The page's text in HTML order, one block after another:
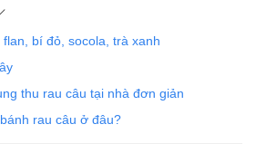
bí đỏ, socola, trà xanh
thu rau câu tại nhà đơn giản
rau câu ở đâu?